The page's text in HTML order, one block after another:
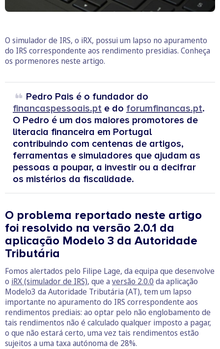
O simulador de IRS, o iRX, possui um lapso no apuramento
do IRS correspondente aos rendimento presidias. Conheça
os pormenores neste artigo.
Pedro Pais é o fundador do
financaspessoais.pt e do forumfinancas.pt.
O Pedro é um dos maiores promotores de
literacia financeira em Portugal
contribuindo com centenas de artigos,
ferramentas e simuladores que ajudam as
pessoas a poupar, a investir ou a decifrar
os mistérios da fiscalidade.
O problema reportado neste artigo
foi resolvido na versão 2.0.1 da
aplicação Modelo 3 da Autoridade
Tributária
Fomos alertados pelo Filipe Lage, da equipa que desenvolve
o iRX (simulador de IRS), que a versão 2.0.0 da aplicação
Modelo3 da Autoridade Tributária (AT), tem um lapso
importante no apuramento do IRS correspondente aos
rendimentos prediais: ao optar pelo não englobamento de
tais rendimentos não é calculado qualquer imposto a pagar,
o que não estará certo, uma vez tais rendimentos estão
sujeitos a uma taxa autónoma de 28%.